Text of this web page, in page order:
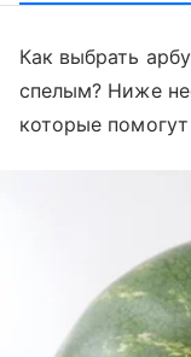
Как выбрать
спелым? Ниже
которые